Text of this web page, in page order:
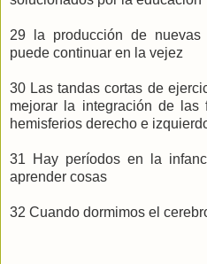
29 la producción de
puede continuar en la vejez
30 Las tandas cortas de
mejorar la integración de las
hemisferios derecho e
31 Hay períodos en la
aprender cosas
32 Cuando dormimos el